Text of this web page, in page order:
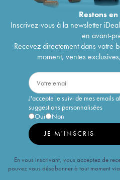
Restons en
Inscrivez-vous à la newsletter
en avant-
Recevez directement dans votre
moment, ventes
J'accepte le suivi de mes emails
suggestions personnalisées
Oui
Non
JE M'INSCRIS
En vous inscrivant, vous acceptez de
pouvez vous désabonner à tout moment